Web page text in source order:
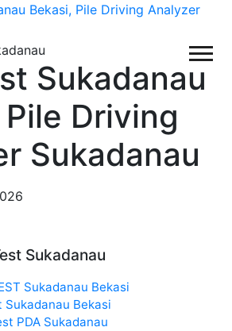
Sukadanau
Driving
Sukadanau
Sukadanau
Sukadanau Bekasi
Sukadanau Bekasi
PDA Sukadanau